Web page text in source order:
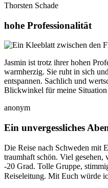
Thorsten Schade
hohe Professionalität
Jasmin ist trotz ihrer hohen
warmherzig. Sie ruht in sich
entspannen. Sachlich und
Blickwinkel für meine Situation
anonym
Ein unvergessliches
Die Reise nach Schweden mit
traumhaft schön. Viel
-20 Grad. Tolle Gruppe,
Reiseleitung. Mit Euch würde